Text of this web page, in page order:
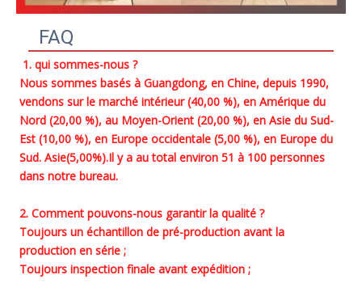
FAQ
1. qui sommes-nous ?
Nous sommes basés à Guangdong, en Chine, depuis 1990,
vendons sur le marché intérieur (40,00 %), en Amérique du
Nord (20,00 %), au Moyen-Orient (20,00 %), en Asie du Sud-
Est (10,00 %), en Europe occidentale (5,00 %), en Europe du
Sud. Asie(5,00%).Il y a au total environ 51 à 100 personnes
dans notre bureau.
2. Comment pouvons-nous garantir la qualité ?
Toujours un échantillon de pré-production avant la
production en série ;
Toujours inspection finale avant expédition ;